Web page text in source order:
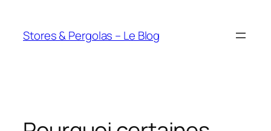
contenu
Stores & Pergolas – Le Blog